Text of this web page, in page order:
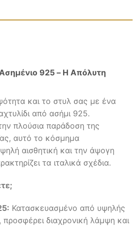
Ασημένιο 925 – Η Απόλυτη
και το στυλ σας με ένα
από ασήμι 925.
πλούσια παράδοση της
αυτό το κόσμημα
αισθητική και την άψογη
τα ιταλικά σχέδια.
Κατασκευασμένο από υψηλής
προσφέρει διαχρονική λάμψη και